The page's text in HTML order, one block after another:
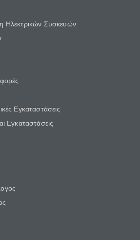
Ηλεκτρικών Συσκευών
Εγκαταστάσεις
Εγκαταστάσεις